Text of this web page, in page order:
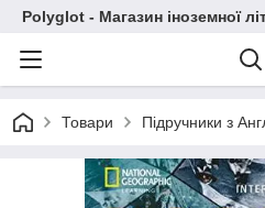
Polyglot - Магазин іноземної
Товари Підручники з